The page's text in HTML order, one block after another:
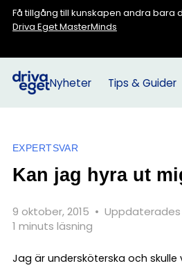
Få tillgång till kunskapen andra bara
Driva Eget MasterMinds
Nyheter Tips & Guider
EXPERTSVAR
Kan jag hyra ut
9 oktober, 2015 • Uppdaterades
1 minuts läsning
Jag är undersköterska och skulle